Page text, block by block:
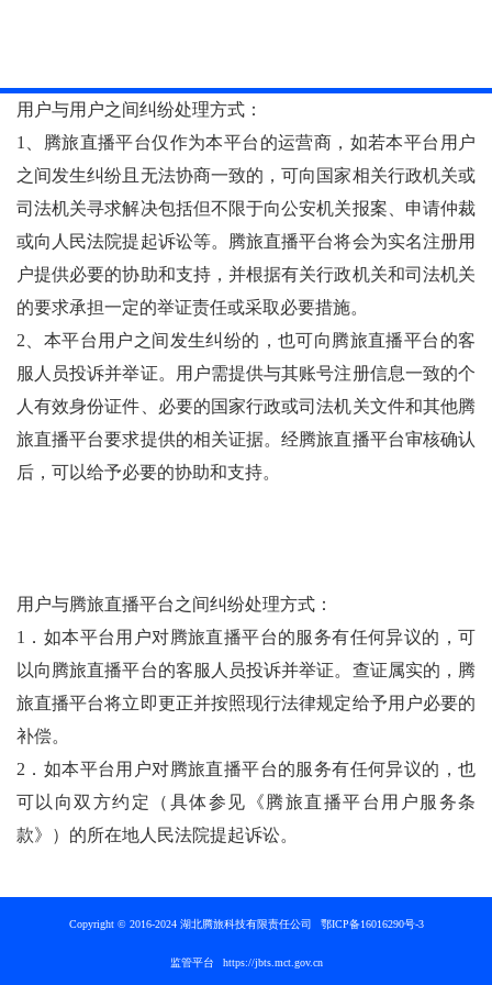
用户与用户之间纠纷处理方式：
1、腾旅直播平台仅作为本平台的运营商，如若本平台用户
之间发生纠纷且无法协商一致的，可向国家相关行政机关或
司法机关寻求解决包括但不限于向公安机关报案、申请仲裁
或向人民法院提起诉讼等。腾旅直播平台将会为实名注册用
户提供必要的协助和支持，并根据有关行政机关和司法机关
的要求承担一定的举证责任或采取必要措施。
2、本平台用户之间发生纠纷的，也可向腾旅直播平台的客
服人员投诉并举证。用户需提供与其账号注册信息一致的个
人有效身份证件、必要的国家行政或司法机关文件和其他腾
旅直播平台要求提供的相关证据。经腾旅直播平台审核确认
后，可以给予必要的协助和支持。
用户与腾旅直播平台之间纠纷处理方式：
1．如本平台用户对腾旅直播平台的服务有任何异议的，可
以向腾旅直播平台的客服人员投诉并举证。查证属实的，腾
旅直播平台将立即更正并按照现行法律规定给予用户必要的
补偿。
2．如本平台用户对腾旅直播平台的服务有任何异议的，也
可以向双方约定（具体参见《腾旅直播平台用户服务条
款》）的所在地人民法院提起诉讼。
Copyright © 2016-2024 湖北腾旅科技有限责任公司 鄂ICP备16016290号-3
监管平台 https://jbts.mct.gov.cn